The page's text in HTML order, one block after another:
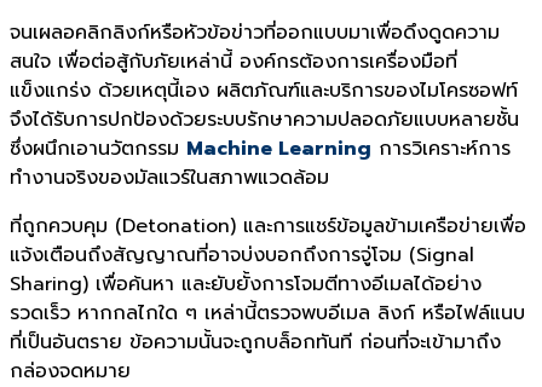
จนเผลอคลิกลิงก์หรือหัวข้อข่าวที่ออกแบบมาเพื่อดึงดูดความ
สนใจ เพื่อต่อสู้กับภัยเหล่านี้ องค์กรต้องการเครื่องมือที่
แข็งแกร่ง ด้วยเหตุนี้เอง ผลิตภัณฑ์และบริการของไมโครซอฟท์
จึงได้รับการปกป้องด้วยระบบรักษาความปลอดภัยแบบหลายชั้น
ซึ่งผนึกเอานวัตกรรม Machine Learning การวิเคราะห์การ
ทำงานจริงของมัลแวร์ในสภาพแวดล้อม
ที่ถูกควบคุม (Detonation) และการแชร์ข้อมูลข้ามเครือข่ายเพื่อ
แจ้งเตือนถึงสัญญาณที่อาจบ่งบอกถึงการจู่โจม (Signal
Sharing) เพื่อค้นหา และยับยั้งการโจมตีทางอีเมลได้อย่าง
รวดเร็ว หากกลไกใด ๆ เหล่านี้ตรวจพบอีเมล ลิงก์ หรือไฟล์แนบ
ที่เป็นอันตราย ข้อความนั้นจะถูกบล็อกทันที ก่อนที่จะเข้ามาถึง
กล่องจดหมาย